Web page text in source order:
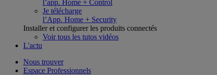
l’app. Home + Control
Je télécharge
l’App. Home + Security
Installer et configurer les produits connectés
Voir tous les tutos vidéos
L'actu
Nous trouver
Espace Professionnels